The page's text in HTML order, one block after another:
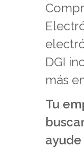
DGI
más
Tu